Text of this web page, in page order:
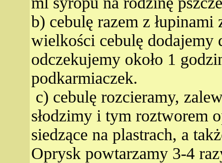
b) cebulę razem z łupinami
wielkości cebulę dodajemy
odczekujemy około 1
podkarmiaczek.
c) cebulę rozcieramy,
słodzimy i tym roztworem
siedzące na plastrach, a
Oprysk powtarzamy 3-4